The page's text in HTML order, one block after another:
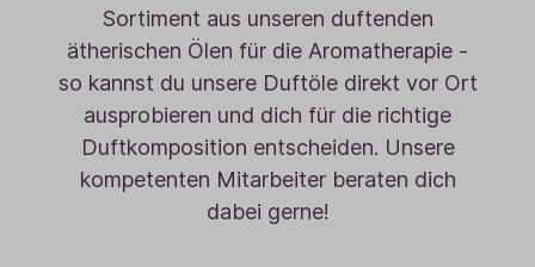
Sortiment aus unseren duftenden
ätherischen Ölen für die Aromatherapie -
so kannst du unsere Duftöle direkt vor Ort
ausprobieren und dich für die richtige
Duftkomposition entscheiden. Unsere
kompetenten Mitarbeiter beraten dich
dabei gerne!